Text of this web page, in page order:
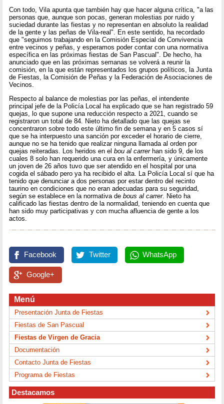
Con todo, Vila apunta que también hay que hacer alguna crítica, "a las
personas que, aunque son pocas, generan molestias por ruido y
suciedad durante las fiestas y no representan en absoluto la realidad
de la gente y las peñas de Vila-real". En este sentido, ha recordado
que "seguimos trabajando en la Comisión Especial de Convivencia
entre vecinos y peñas, y esperamos poder contar con una normativa
específica en las próximas fiestas de San Pascual". De hecho, ha
anunciado que en las próximas semanas se volverá a reunir la
comisión, en la que están representados los grupos políticos, la Junta
de Fiestas, la Comisión de Peñas y la Federación de Asociaciones de
Vecinos.
Respecto al balance de molestias por las peñas, el intendente
principal jefe de la Policía Local ha explicado que se han registrado 59
quejas, lo que supone una reducción respecto a 2021, cuando se
registraron un total de 84. Nieto ha detallado que las quejas se
concentraron sobre todo este último fin de semana y en 5 casos sí
que se ha interpuesto una sanción por exceder el horario de cierre,
aunque no se ha tenido que realizar ninguna llamada al orden por
quejas reiteradas. Los heridos en elbou al carrerhan sido 9, de los
cuales 8 solo han requerido una cura en la enfermería, y únicamente
un joven de 26 años tuvo que ser atendido en el hospital por una
cogida el sábado pero ya ha recibido el alta. La Policía Local sí que ha
tenido que denunciar a dos personas por estar dentro del recinto
taurino en condiciones que no eran adecuadas para su seguridad,
según se establece en la normativa debous al carrer. Nieto ha
calificado las fiestas dentro de la normalidad, teniendo en cuenta que
han sido muy participativas y con mucha afluencia de gente a los
actos.
Facebook Twitter WhatsApp
Google+
Menú
Presentación Junta de Fiestas
Fiestas de San Pascual
Fiestas de Virgen de Gracia
Documentación
Contacto Junta de Fiestas
Programa de Fiestas
Destacamos